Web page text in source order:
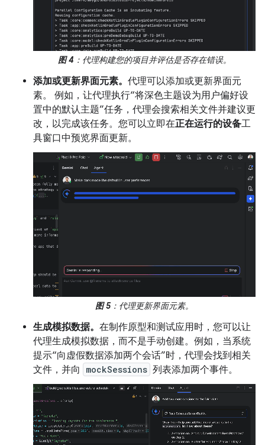
图 4 ：代理构建您的项目并评估是否存在错误。
添加或更新界面元素。 代理可以添加或更新界面元
素。 例如，让代理执行“将深色主题设为用户偏好设
置中的默认主题”任务，代理会搜索相关文件并建议更
改，以完成该任务。您可以立即在正在运行的设备工
具窗口中预览界面更新。
图 5 ：代理更新界面元素。
生成模拟数据。 在制作原型和测试应用时，您可以让
代理生成模拟数据，而不是手动创建。例如，当系统
提示“向虚假数据添加两个会话”时，代理会找到相关
文件，并向
mockSessions 列表添加两个事件。